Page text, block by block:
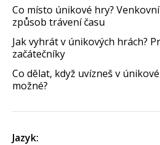
Co místo únikové hry?
způsob trávení času
Jak vyhrát v únikových hrách?
začátečníky
Co dělat, když uvízneš v
možné?
Jazyk: